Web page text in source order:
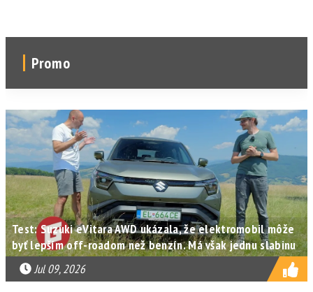
Promo
Test: Suzuki eVitara AWD ukázala, že elektromobil môže
byť lepším off-roadom než benzín. Má však jednu slabinu
Jul 09, 2026